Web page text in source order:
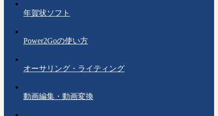
年賀状ソフト
Power2Goの使い方
オーサリング・ライティング
動画編集・動画変換